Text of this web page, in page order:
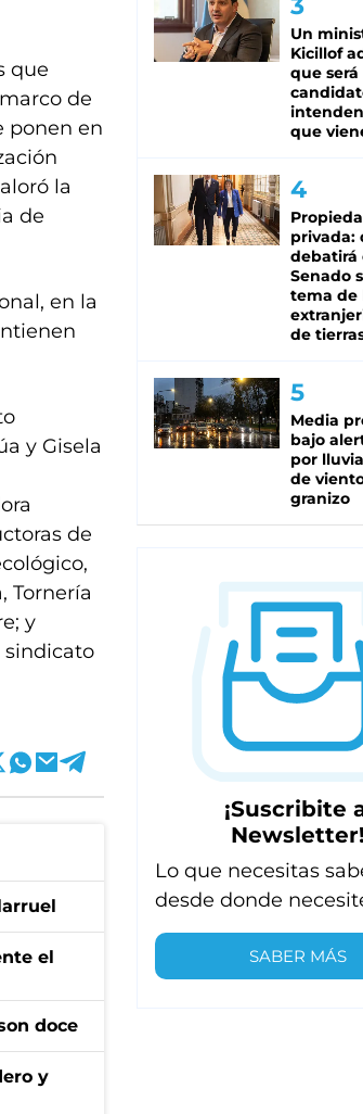
que
de
ponen en
la
de
en la
y Gisela
de
Tornería
y
sindicato
el
doce
y
Un
Kicillof
que será
que
privada:
debatirá
Senado
tema de
de
Media
bajo
por
de
granizo
¡Suscribite
Newsletter!
Lo que necesitas
desde donde
SABER MÁS